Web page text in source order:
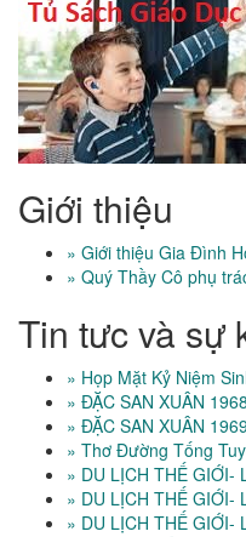
Giới thiệu
» Giới thiệu Gia Đình
» Quý Thầy Cô phụ
Tin tưc và sự
» Họp Mặt Kỷ Niệm
» ĐẶC SAN XUÂN 1968
» ĐẶC SAN XUÂN
» Thơ Đường Tống
» DU LỊCH THẾ GIỚI-
» DU LỊCH THẾ GIỚI-
» DU LỊCH THẾ GIỚI-